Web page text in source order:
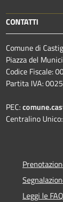
CONTATTI
Comune di
Piazza del
Codice Fiscale:
Partita IVA:
PEC:
Centralino
Leggi le FAQ